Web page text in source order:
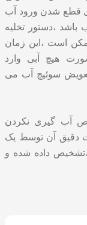
قطع شدن ورود آب
،دستور تخلیه
است ،این زمان
هیچ آبی وارد
سوئیچ آب می
آب گیری نکردن
دقیق آن توسط یک
داده شده و